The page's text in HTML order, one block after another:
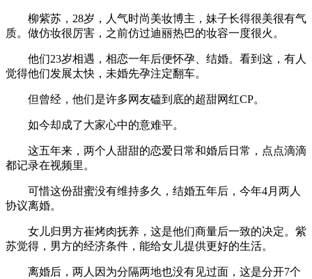
柳紫苏，28岁，人气时尚美妆博主，妹子长得很美很有气
质。做仿妆很厉害，之前仿过迪丽热巴的妆容一度很火。
他们23岁相遇，相恋一年后便怀孕、结婚。看到这，有人
觉得他们发展太快，未婚先孕注定翻车。
但曾经，他们是许多网友磕到底的超甜网红CP。
如今却成了大家心中的意难平。
这五年来，两个人甜甜的恋爱日常和婚后日常，点点滴滴
都记录在视频里。
可惜这份甜蜜没有维持多久，结婚五年后，今年4月两人
协议离婚。
女儿归男方崔烤肉抚养，这是他们商量后一致的决定。紫
苏觉得，男方的经济条件，能给女儿提供更好的生活。
离婚后，两人因为分隔两地也没有见过面，这是分开7个